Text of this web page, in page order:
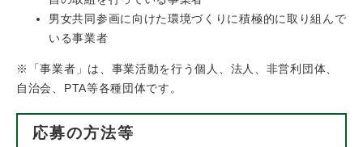
男女共同参画に向けた環境づくりに積極的に取り組んで
いる事業者
※「事業者」は、事業活動を行う個人、法人、非営利団体、
自治会、PTA等各種団体です。
応募の方法等